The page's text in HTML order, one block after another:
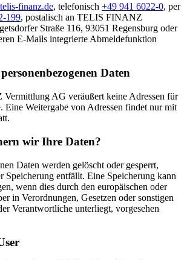
finanz.de, telefonisch +49 941 6022-0, per
199, postalisch an TELIS FINANZ
Straße 116, 93051 Regensburg oder
E-Mails integrierte Abmeldefunktion
Daten
AG veräußert keine Adressen für
Eine Weitergabe von Adressen findet nur mit
wir Ihre Daten?
Daten werden gelöscht oder gesperrt,
Speicherung entfällt. Eine Speicherung kann
wenn dies durch den europäischen oder
in Verordnungen, Gesetzen oder sonstigen
Verantwortliche unterliegt, vorgesehen